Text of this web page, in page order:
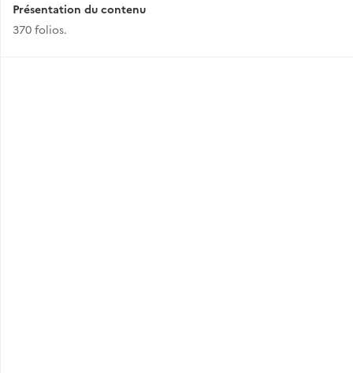
Présentation du contenu
370 folios.